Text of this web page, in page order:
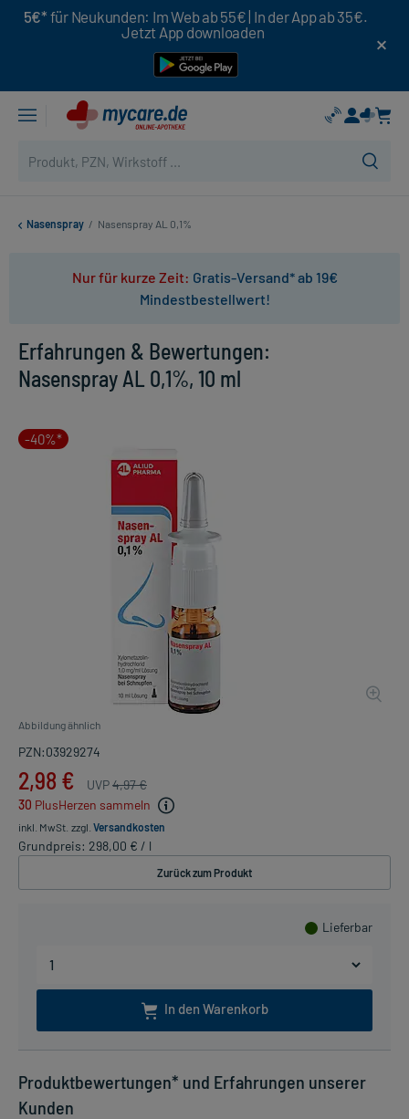
5€* für Neukunden: Im Web ab 55€ | In der App ab 35€.
Jetzt App downloaden
Nasenspray / Nasenspray AL 0,1%
Nur für kurze Zeit: Gratis-Versand* ab 19€
Mindestbestellwert!
Erfahrungen & Bewertungen:
Nasenspray AL 0,1%, 10 ml
-40%*
Abbildung ähnlich
PZN:03929274
2,98 € UVP4,97 €
30 PlusHerzen sammeln
inkl. MwSt. zzgl. Versandkosten
Grundpreis: 298,00 € / l
Zurück zum Produkt
Lieferbar
In den Warenkorb
Produktbewertungen* und Erfahrungen unserer
Kunden